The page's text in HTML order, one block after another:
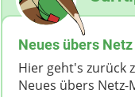
Neues übers Netz
Hier geht's zurück
Neues übers Netz-